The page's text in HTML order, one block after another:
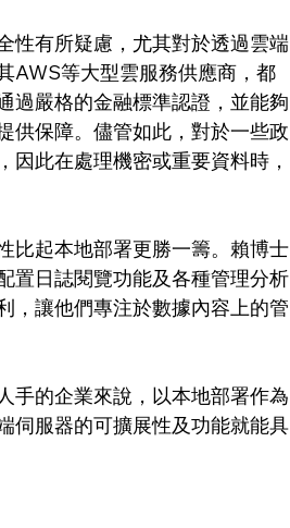
性有所疑慮，尤其對於透過雲端
AWS等大型雲服務供應商，都
過嚴格的金融標準認證，並能夠
供保障。儘管如此，對於一些政
此在處理機密或重要資料時，
比起本地部署更勝一籌。賴博士
置日誌閱覽功能及各種管理分析
，讓他們專注於數據內容上的管
手的企業來說，以本地部署作為
伺服器的可擴展性及功能就能具